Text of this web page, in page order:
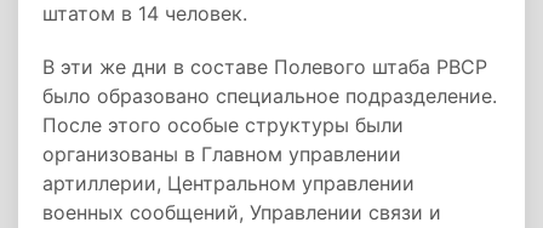
штатом в 14 человек.
В эти же дни в составе Полевого штаба РВСР
было образовано специальное подразделение.
После этого особые структуры были
организованы в Главном управлении
артиллерии, Центральном управлении
военных сообщений, Управлении связи и